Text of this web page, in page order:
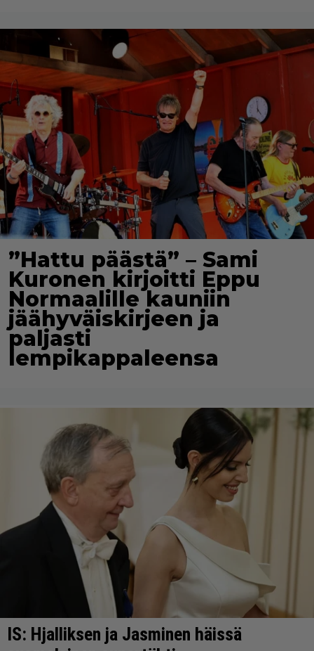
”Hattu päästä” – Sami
Kuronen kirjoitti Eppu
Normaalille kauniin
jäähyväiskirjeen ja
paljasti
lempikappaleensa